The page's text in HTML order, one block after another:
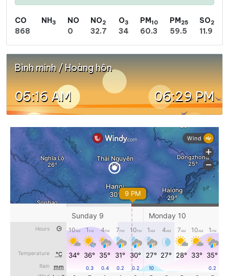
CO
868
NH3
NO
0
NO2
32.7
O3
34
PM10
60.3
PM25
59.5
SO2
11.9
Bình minh / Hoàng hôn
05:16 AM 06:29 PM